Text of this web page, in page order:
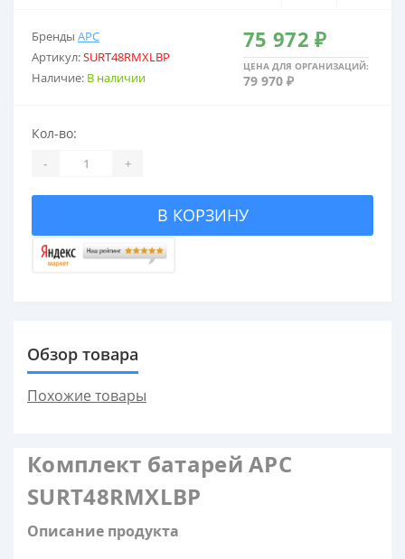
2,5 кВА
С USB
Со встроенными акб
Бренды APC
Артикул:SURT48RMXLBP
Наличие: В наличии
75 972 ₽
ЦЕНА ДЛЯ ОРГАНИЗАЦИЙ:
79 970 ₽
Кол-во:
- +
В КОРЗИНУ
Обзор товара
Похожие товары
Комплект батарей APC
SURT48RMXLBP
Описание продукта